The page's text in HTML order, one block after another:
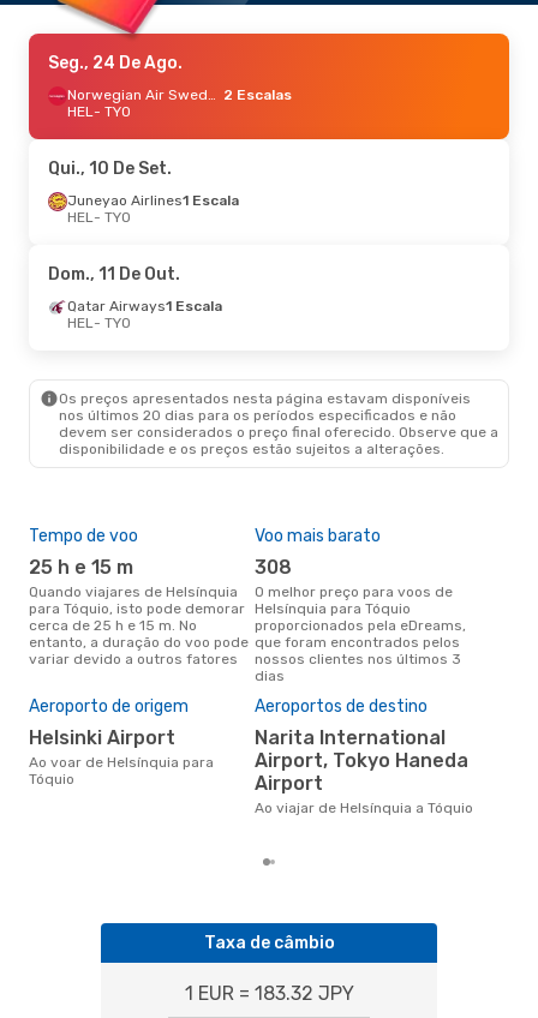
Seg., 24 De Ago.
Norwegian Air Sweden 2 Escalas
HEL- TYO
Qui., 10 De Set.
Juneyao Airlines1 Escala
HEL- TYO
Dom., 11 De Out.
Qatar Airways1 Escala
HEL- TYO
Os preços apresentados nesta página estavam disponíveis
nos últimos 20 dias para os períodos especificados e não
devem ser considerados o preço final oferecido. Observe que a
disponibilidade e os preços estão sujeitos a alterações.
Tempo de voo
25 h e 15 m
Quando viajares de Helsínquia
para Tóquio, isto pode demorar
cerca de 25 h e 15 m. No
entanto, a duração do voo pode
variar devido a outros fatores
Voo mais barato
308
O melhor preço para voos de
Helsínquia para Tóquio
proporcionados pela eDreams,
que foram encontrados pelos
nossos clientes nos últimos 3
dias
Aeroporto de origem
Helsinki Airport
Ao voar de Helsínquia para
Tóquio
Aeroportos de destino
Narita International
Airport, Tokyo Haneda
Airport
Ao viajar de Helsínquia a Tóquio
Taxa de câmbio
1 EUR = 183.32 JPY